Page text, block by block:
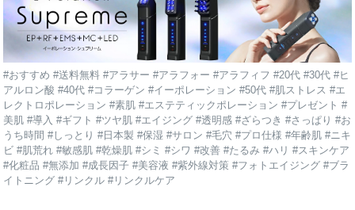
#おすすめ #送料無料 #アラサー #アラフォー #アラフィフ #20代 #30代 #ヒ
アルロン酸 #40代 #コラーゲン #イーポレーション #50代 #肌ストレス #エ
レクトロポレーション #素肌 #エステティックポレーション #プレゼント #
美肌 #導入 #ギフト #ツヤ肌 #エイジング #透明感 #ざらつき #さっぱり #お
うち時間 #しっとり #日本製 #保湿 #サロン #毛穴 #プロ仕様 #年齢肌 #ニキ
ビ #肌荒れ #敏感肌 #乾燥肌 #シミ #シワ #改善 #たるみ #ハリ #スキンケア
#化粧品 #無添加 #成長因子 #美容液 #紫外線対策 #フォトエイジング #ブラ
イトニング #リンクル #リンクルケア